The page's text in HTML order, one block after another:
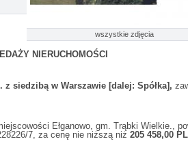
wszystkie zdjęcia
NIERUCHOMOŚCI
siedzibą w Warszawie [dalej: Spółka],
Ełganowo, gm. Trąbki Wielkie.,
7, za cenę nie niższą niż 205 458,00